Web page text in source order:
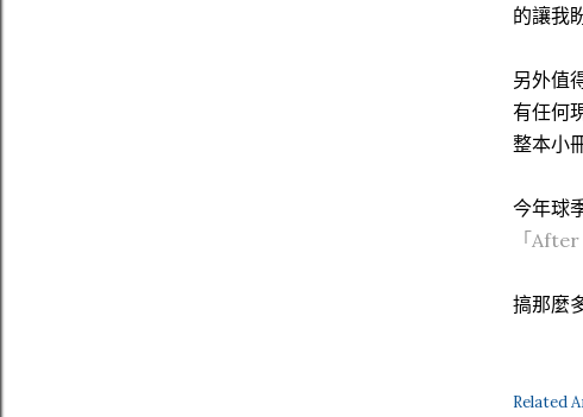
的讓我
另外值
有任何
整本小
今年球
「
搞那麼
Related